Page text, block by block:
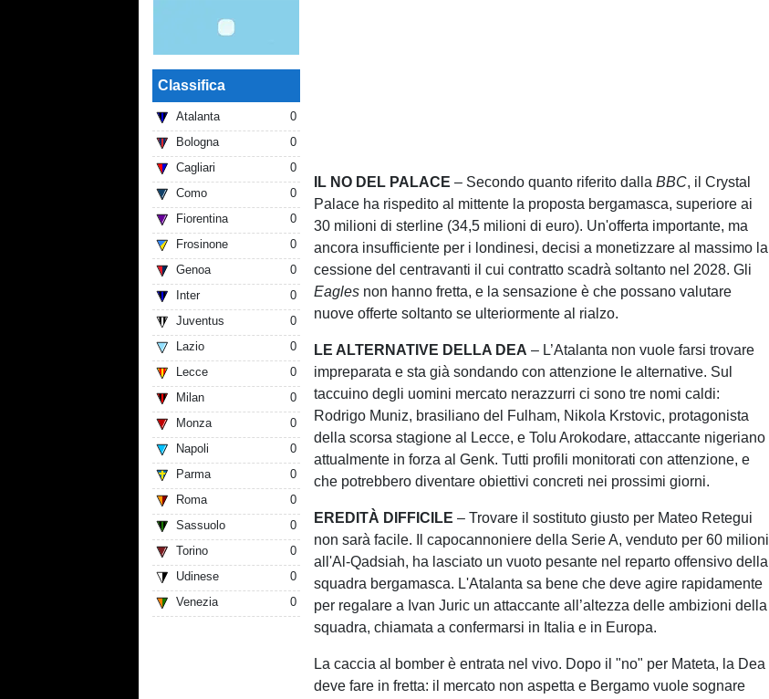
Classifica
Atalanta
0
Bologna
0
Cagliari
0
Como
0
Fiorentina
0
Frosinone
0
Genoa
0
Inter
0
Juventus
0
Lazio
0
Lecce
0
Milan
0
Monza
0
Napoli
0
Parma
0
Roma
0
Sassuolo
0
Torino
0
Udinese
0
Venezia
0
IL NO DEL PALACE – Secondo quanto riferito dallaBBC, il Crystal
Palace ha rispedito al mittente la proposta bergamasca, superiore ai
30 milioni di sterline (34,5 milioni di euro). Un'offerta importante, ma
ancora insufficiente per i londinesi, decisi a monetizzare al massimo la
cessione del centravanti il cui contratto scadrà soltanto nel 2028. Gli
Eagles non hanno fretta, e la sensazione è che possano valutare
nuove offerte soltanto se ulteriormente al rialzo.
LE ALTERNATIVE DELLA DEA – L’Atalanta non vuole farsi trovare
impreparata e sta già sondando con attenzione le alternative. Sul
taccuino degli uomini mercato nerazzurri ci sono tre nomi caldi:
Rodrigo Muniz, brasiliano del Fulham, Nikola Krstovic, protagonista
della scorsa stagione al Lecce, e Tolu Arokodare, attaccante nigeriano
attualmente in forza al Genk. Tutti profili monitorati con attenzione, e
che potrebbero diventare obiettivi concreti nei prossimi giorni.
EREDITÀ DIFFICILE– Trovare il sostituto giusto per Mateo Retegui
non sarà facile. Il capocannoniere della Serie A, venduto per 60 milioni
all'Al-Qadsiah, ha lasciato un vuoto pesante nel reparto offensivo della
squadra bergamasca. L'Atalanta sa bene che deve agire rapidamente
per regalare a Ivan Juric un attaccante all’altezza delle ambizioni della
squadra, chiamata a confermarsi in Italia e in Europa.
La caccia al bomber è entrata nel vivo. Dopo il "no" per Mateta, la Dea
deve fare in fretta: il mercato non aspetta e Bergamo vuole sognare